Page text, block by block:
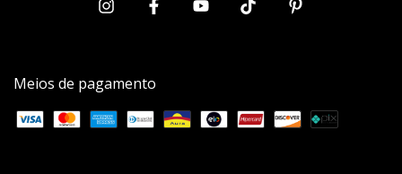
Meios de pagamento